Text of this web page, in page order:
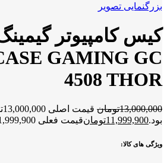
بزرگنمایی تصویر
کیس کامپیوتر
GAMING GC
4508 THOR
13,000,000تومان
بود.11,999,900تومانقیمت فعلی 11,999,900تومان است.
ویژگی های کالا: